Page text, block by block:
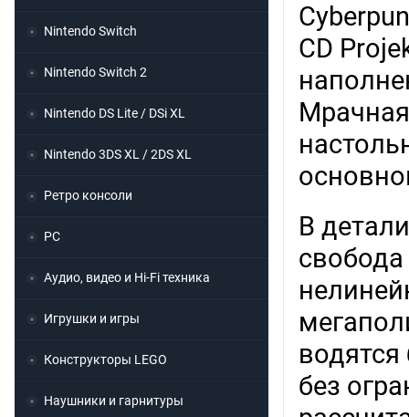
CD
В
свобода
без
Nintendo Switch
Nintendo Switch 2
Nintendo DS Lite / DSi XL
Nintendo 3DS XL / 2DS XL
Ретро консоли
PC
Аудио, видео и Hi-Fi техника
Игрушки и игры
Конструкторы LEGO
Наушники и гарнитуры